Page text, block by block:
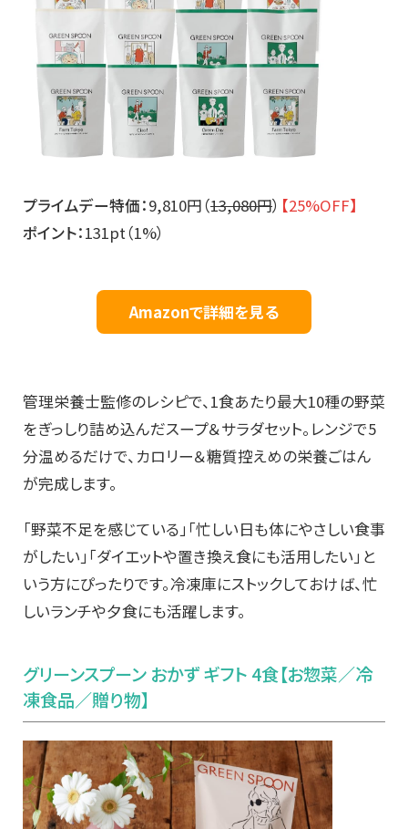
プライムデー特価：9,810円（13,080円） 【25%OFF】
ポイント：131pt（1%）
Amazonで詳細を見る
管理栄養士監修のレシピで、1食あたり最大10種の野菜
をぎっしり詰め込んだスープ＆サラダセット。レンジで5
分温めるだけで、カロリー＆糖質控えめの栄養ごはん
が完成します。
「野菜不足を感じている」「忙しい日も体にやさしい食事
がしたい」「ダイエットや置き換え食にも活用したい」と
いう方にぴったりです。冷凍庫にストックしておけば、忙
しいランチや夕食にも活躍します。
グリーンスプーン おかず ギフト 4食【お惣菜／冷
凍食品／贈り物】